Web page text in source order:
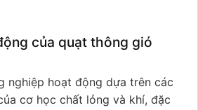
của quạt thông gió
nghiệp hoạt động dựa trên các
cơ học chất lỏng và khí, đặc